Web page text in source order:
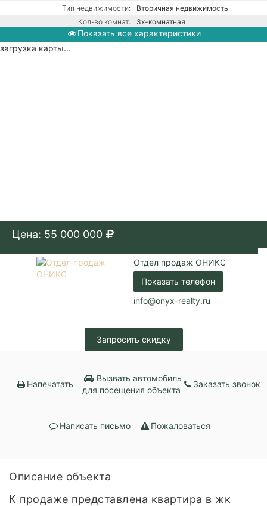
Тип недвижимости:
Вторичная недвижимость
Кол-во комнат:
3х-комнатная
Тип дома:
Монолитно-блочное
Показать все характеристики
загрузка карты...
Цена: 55 000 000
Отдел продаж ОНИКС
Показать телефон
info@onyx-realty.ru
Запросить скидку
Напечатать
Вызвать автомобиль
для посещения объекта
Заказать звонок
Написать письмо Пожаловаться
Описание объекта
К продаже представлена квартира в жк